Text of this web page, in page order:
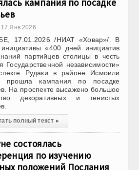
кампания по посадке
17.Янв 2026
17.01.2026 /НИАТ «Ховар»/. В
«400 дней инициатив
партийцев столицы в честь
Государственной независимости»
Рудаки в районе Исмоили
прошла кампания по посадке
На проспекте высажено большое
декоративных и тенистых
полный текст ▸
состоялась
по изучению
положений Послания